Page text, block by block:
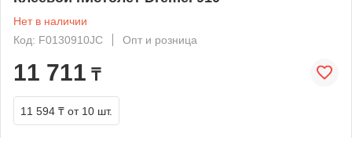
Нет в наличии
Код: F0130910JC
Опт и розница
11 711 ₸
11 594 ₸ от 10 шт.